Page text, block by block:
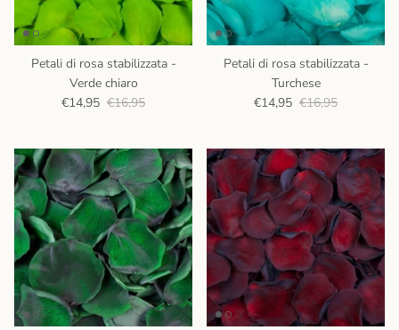
Petali di rosa stabilizzata -
Verde chiaro
€14,95 €16,95
Petali di rosa stabilizzata -
Turchese
€14,95 €16,95